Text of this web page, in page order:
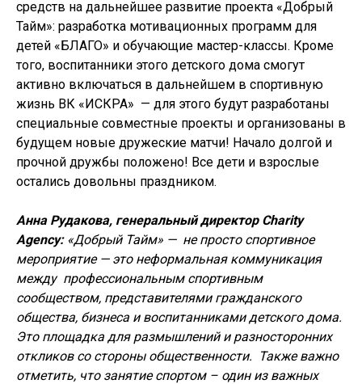
средств на дальнейшее развитие проекта «Добрый
Тайм»: разработка мотивационных программ для
детей «БЛАГО» и обучающие мастер-классы. Кроме
того, воспитанники этого детского дома смогут
активно включаться в дальнейшем в спортивную
жизнь ВК «ИСКРА» — для этого будут разработаны
специальные совместные проекты и организованы в
будущем новые дружеские матчи! Начало долгой и
прочной дружбы положено! Все дети и взрослые
остались довольны праздником.
Анна Рудакова, генеральный директор Charity
Agency:«Добрый Тайм» — не просто спортивное
мероприятие — это неформальная коммуникация
между профессиональным спортивным
сообществом, представителями гражданского
общества, бизнеса и воспитанниками детского дома.
Это площадка для размышлений и разносторонних
откликов со стороны общественности. Также важно
отметить, что занятие спортом – один из важных